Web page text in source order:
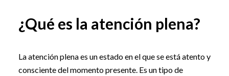
¿Qué es la atención plena?
La atención plena es un estado en el que se está atento y
consciente del momento presente. Es un tipo de